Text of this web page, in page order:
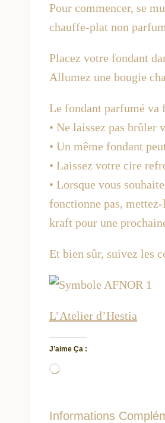
Pour commencer, se
chauffe-plat non
Placez votre fondant
Allumez une bougie
Le fondant parfumé va
• Ne laissez pas brûler
• Un même fondant
• Laissez votre cire
• Lorsque vous
fonctionne pas,
kraft pour une
Et bien sûr, suivez les
L’Atelier d’Hestia
J’aime Ça :
C
Informations